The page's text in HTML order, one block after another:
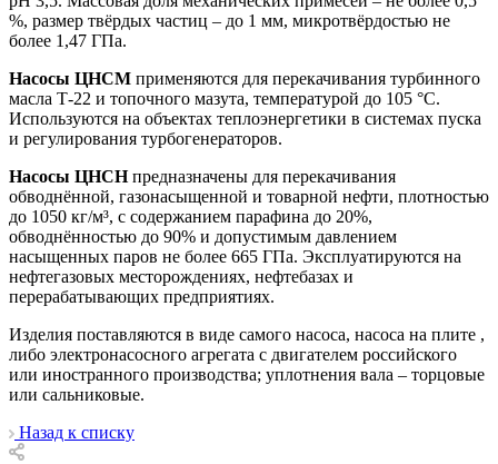
%, размер твёрдых частиц – до 1 мм, микротвёрдостью не
более 1,47 ГПа.
Насосы ЦНСМ применяются для перекачивания турбинного
масла Т-22 и топочного мазута, температурой до 105 °C.
Используются на объектах теплоэнергетики в системах пуска
и регулирования турбогенераторов.
Насосы ЦНСНпредназначены для перекачивания
обводнённой, газонасыщенной и товарной нефти, плотностью
до 1050 кг/м³, с содержанием парафина до 20%,
обводнённостью до 90% и допустимым давлением
насыщенных паров не более 665 ГПа. Эксплуатируются на
нефтегазовых месторождениях, нефтебазах и
перерабатывающих предприятиях.
Изделия поставляются в виде самого насоса, насоса на плите ,
либо электронасосного агрегата с двигателем российского
или иностранного производства; уплотнения вала – торцовые
или сальниковые.
Назад к списку